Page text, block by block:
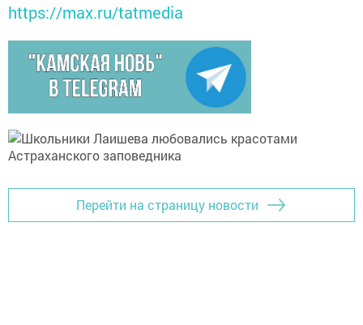
https://max.ru/tatmedia
Перейти на страницу новости